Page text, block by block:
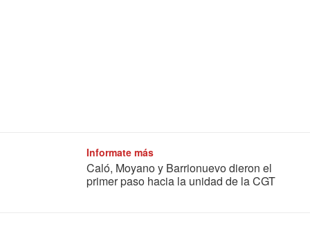
Informate más
Caló, Moyano y Barrionuevo dieron el
primer paso hacia la unidad de la CGT